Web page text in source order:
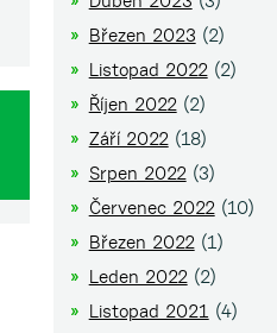
Březen 2023 (2)
Listopad 2022(2)
Říjen 2022(2)
Září 2022(18)
Srpen 2022(3)
Červenec 2022(10)
Březen 2022(1)
Leden 2022(2)
Listopad 2021 (4)